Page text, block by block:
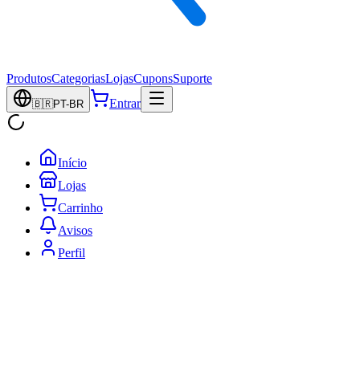
ProdutosCategoriasLojasCuponsSuporte
🇧🇷PT-BR Entrar
Início
Lojas
Carrinho
Avisos
Perfil